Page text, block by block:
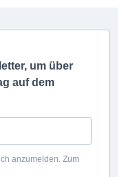
um über
auf dem
anzumelden. Zum